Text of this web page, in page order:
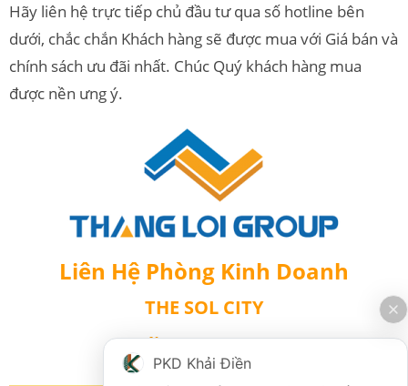
Hãy liên hệ trực tiếp chủ đầu tư qua số hotline bên
dưới, chắc chắn Khách hàng sẽ được mua với Giá bán và
chính sách ưu đãi nhất. Chúc Quý khách hàng mua
được nền ưng ý.
Liên Hệ Phòng Kinh Doanh
THE SOL CITY
Hotline: 0902993899
PKD Khải Điền